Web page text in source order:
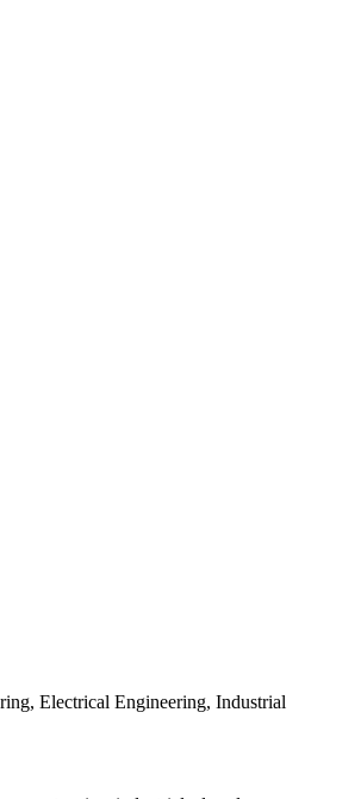
Electrical Engineering, Industrial